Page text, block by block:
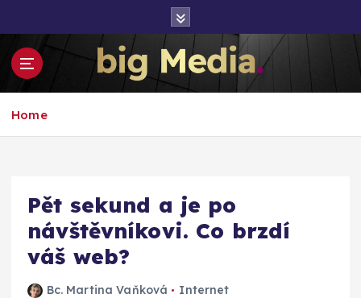
o
Inspirace pro mediální růst a podnikání
Home
Pět sekund a je po
návštěvníkovi. Co brzdí
váš web?
Bc. Martina Vaňková Internet